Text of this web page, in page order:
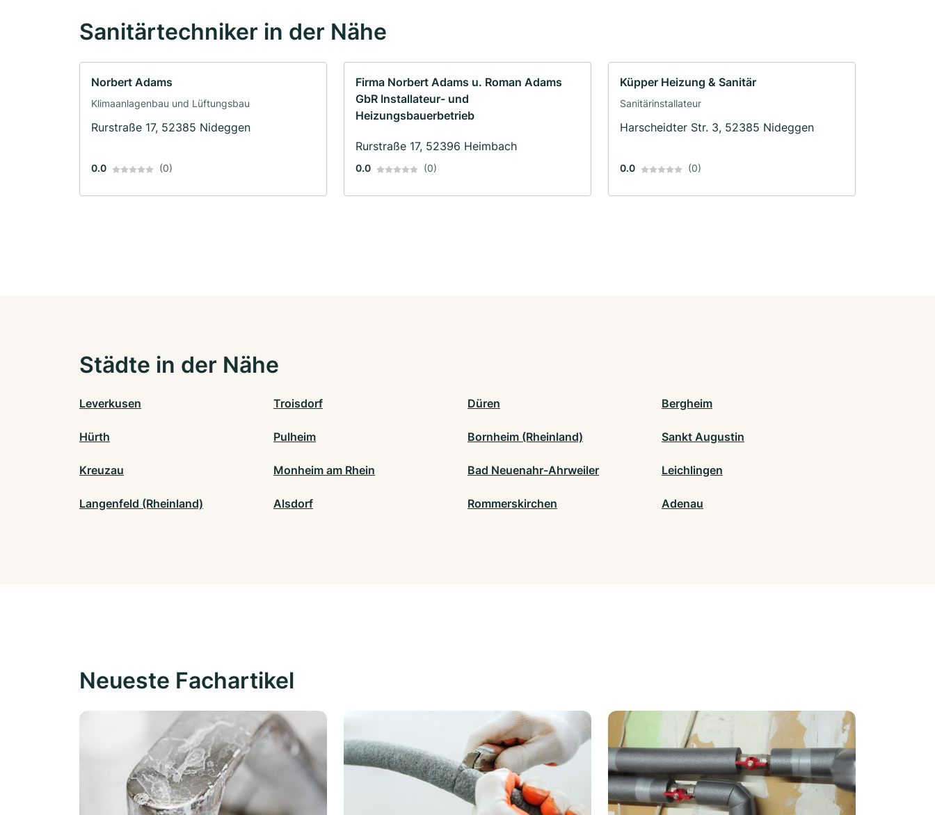
Sanitärtechniker in der Nähe
Norbert Adams
Klimaanlagenbau und Lüftungsbau
Rurstraße 17, 52385 Nideggen
0.0 (0)
Firma Norbert Adams u. Roman Adams
GbR Installateur- und
Heizungsbauerbetrieb
Rurstraße 17, 52396 Heimbach
0.0 (0)
Küpper Heizung & Sanitär
Sanitärinstallateur
Harscheidter Str. 3, 52385 Nideggen
0.0 (0)
Städte in der Nähe
Leverkusen Troisdorf Düren Bergheim
Hürth Pulheim Bornheim (Rheinland) Sankt Augustin
Kreuzau Monheim am Rhein Bad Neuenahr-Ahrweiler Leichlingen
Langenfeld (Rheinland) Alsdorf Rommerskirchen Adenau
Neueste Fachartikel